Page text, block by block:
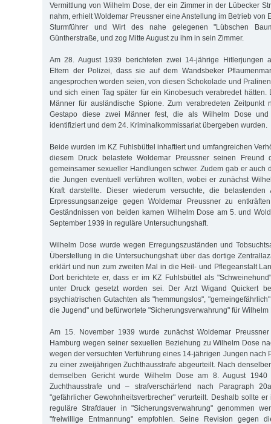
Vermittlung von Wilhelm Dose, der ein Zimmer in der Lübecker
nahm, erhielt Woldemar Preussner eine Anstellung im Betrieb von
Sturmführer und Wirt des nahe gelegenen "Lübschen
Güntherstraße, und zog Mitte August zu ihm in sein Zimmer.
Am 28. August 1939 berichteten zwei 14-jährige Hitlerjungen
Eltern der Polizei, dass sie auf dem Wandsbeker
angesprochen worden seien, von diesen Schokolade und
und sich einen Tag später für ein Kinobesuch verabredet
Männer für ausländische Spione. Zum verabredeten Zeitpunkt
Gestapo diese zwei Männer fest, die als Wilhelm Dose und
identifiziert und dem 24. Kriminalkommissariat übergeben wurden.
Beide wurden im KZ Fuhlsbüttel inhaftiert und umfangreichen
diesem Druck belastete Woldemar Preussner seinen Freund
gemeinsamer sexueller Handlungen schwer. Zudem gab er auch
die Jungen eventuell verführen wollten, wobei er zunächst
Kraft darstellte. Dieser wiederum versuchte, die belastenden
Erpressungsanzeige gegen Woldemar Preussner zu
Geständnissen von beiden kamen Wilhelm Dose am 5. und
September 1939 in reguläre Untersuchungshaft.
Wilhelm Dose wurde wegen Erregungszuständen und
Überstellung in die Untersuchungshaft über das dortige
erklärt und nun zum zweiten Mal in die Heil- und Pflegeanstalt
Dort berichtete er, dass er im KZ Fuhlsbüttel als
unter Druck gesetzt worden sei. Der Arzt Wigand Quickert
psychiatrischen Gutachten als "hemmungslos",
die Jugend" und befürwortete "Sicherungsverwahrung" für Wilhelm
Am 15. November 1939 wurde zunächst Woldemar
Hamburg wegen seiner sexuellen Beziehung zu Wilhelm Dose
wegen der versuchten Verführung eines 14-jährigen Jungen nach
zu einer zweijährigen Zuchthausstrafe abgeurteilt. Nach
demselben Gericht wurde Wilhelm Dose am 8. August
Zuchthausstrafe und – strafverschärfend nach Paragraph
"gefährlicher Gewohnheitsverbrecher" verurteilt. Deshalb sollte
reguläre Strafdauer in "Sicherungsverwahrung" genommen
"freiwillige Entmannung" empfohlen. Seine Revision gegen